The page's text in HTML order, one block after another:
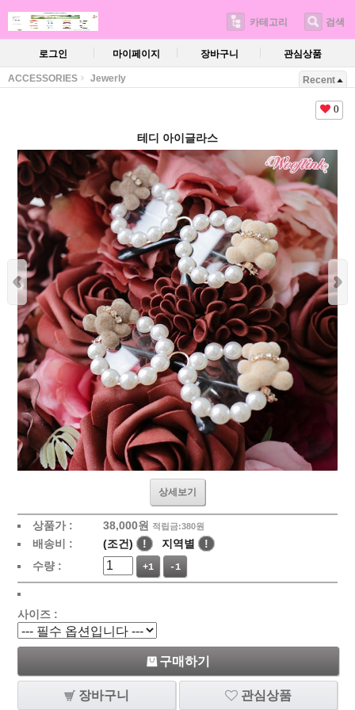
카테고리 검색
로그인 마이페이지 장바구니 관심상품
ACCESSORIES Jewerly Recent
0
테디 아이글라스
상세보기
상품가 : 38,000원 적립금:380원
배송비 : (조건) ! 지역별
!
수량 :
+1 -1
사이즈 :
구매하기
장바구니 관심상품